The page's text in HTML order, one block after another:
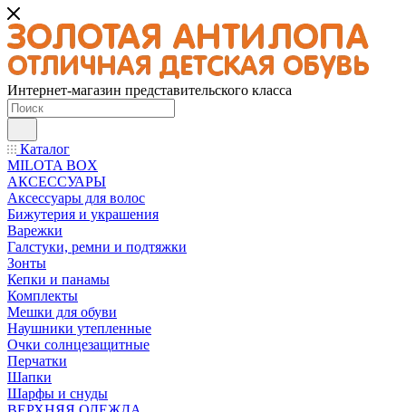
Интернет-магазин представительского класса
Каталог
MILOTA BOX
АКСЕССУАРЫ
Аксессуары для волос
Бижутерия и украшения
Варежки
Галстуки, ремни и подтяжки
Зонты
Кепки и панамы
Комплекты
Мешки для обуви
Наушники утепленные
Очки солнцезащитные
Перчатки
Шапки
Шарфы и снуды